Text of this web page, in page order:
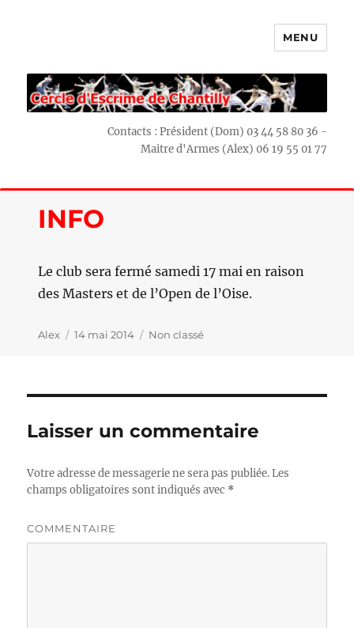
MENU
Contacts : Président (Dom) 03 44 58 80 36 -
Maitre d'Armes (Alex) 06 19 55 01 77
INFO
Le club sera fermé samedi 17 mai en raison
des Masters et de l’Open de l’Oise.
Auteur
Alex
Publié
14 mai 2014 Catégories
Non classé
Laisser un commentaire
Votre adresse de messagerie ne sera pas publiée.Les
champs obligatoires sont indiqués avec *
COMMENTAIRE